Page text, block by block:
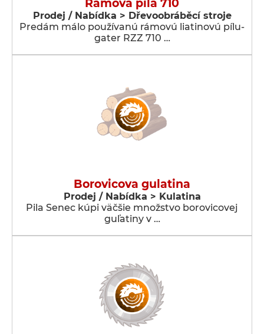
Ramova pila 710
Prodej / Nabídka > Dřevoobráběcí stroje
Predám málo používanú rámovú liatinovú pílu-
gater RZZ 710 …
Borovicova gulatina
Prodej / Nabídka > Kulatina
Pila Senec kúpi väčšie množstvo borovicovej
guľatiny v …